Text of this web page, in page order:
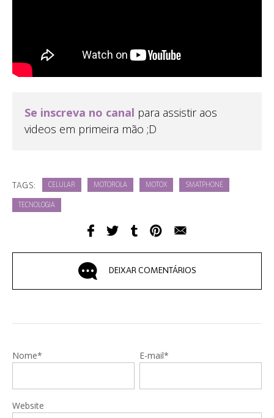
Se inscreva no canal para assistir aos
videos em primeira mão ;D
TAGS: CELULAR MOTOROLA MOTOX SMATPHONE
TECNOLOGIA
DEIXAR COMENTÁRIOS
Nome* E-mail*
Website